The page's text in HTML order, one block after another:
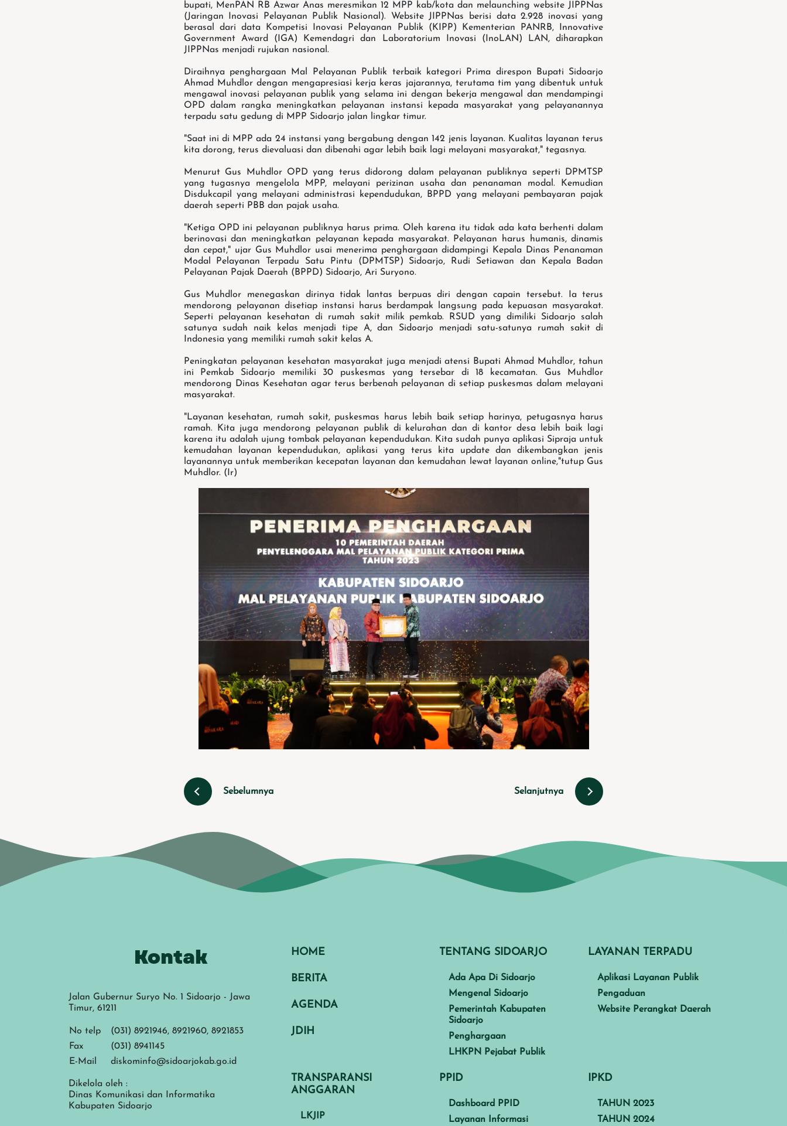
bupati, MenPAN RB Azwar Anas meresmikan 12 MPP kab/kota dan melaunching website JIPPNas
(Jaringan Inovasi Pelayanan Publik Nasional). Website JIPPNas berisi data 2.928 inovasi yang
berasal dari data Kompetisi Inovasi Pelayanan Publik (KIPP) Kementerian PANRB, Innovative
Government Award (IGA) Kemendagri dan Laboratorium Inovasi (InoLAN) LAN, diharapkan
JIPPNas menjadi rujukan nasional.
Diraihnya penghargaan Mal Pelayanan Publik terbaik kategori Prima direspon Bupati Sidoarjo
Ahmad Muhdlor dengan mengapresiasi kerja keras jajarannya, terutama tim yang dibentuk untuk
mengawal inovasi pelayanan publik yang selama ini dengan bekerja mengawal dan mendampingi
OPD dalam rangka meningkatkan pelayanan instansi kepada masyarakat yang pelayanannya
terpadu satu gedung di MPP Sidoarjo jalan lingkar timur.
"Saat ini di MPP ada 24 instansi yang bergabung dengan 142 jenis layanan. Kualitas layanan terus
kita dorong, terus dievaluasi dan dibenahi agar lebih baik lagi melayani masyarakat," tegasnya.
Menurut Gus Muhdlor OPD yang terus didorong dalam pelayanan publiknya seperti DPMTSP
yang tugasnya mengelola MPP, melayani perizinan usaha dan penanaman modal. Kemudian
Disdukcapil yang melayani administrasi kependudukan, BPPD yang melayani pembayaran pajak
daerah seperti PBB dan pajak usaha.
"Ketiga OPD ini pelayanan publiknya harus prima. Oleh karena itu tidak ada kata berhenti dalam
berinovasi dan meningkatkan pelayanan kepada masyarakat. Pelayanan harus humanis, dinamis
dan cepat," ujar Gus Muhdlor usai menerima penghargaan didampingi Kepala Dinas Penanaman
Modal Pelayanan Terpadu Satu Pintu (DPMTSP) Sidoarjo, Rudi Setiawan dan Kepala Badan
Pelayanan Pajak Daerah (BPPD) Sidoarjo, Ari Suryono.
Gus Muhdlor menegaskan dirinya tidak lantas berpuas diri dengan capain tersebut. Ia terus
mendorong pelayanan disetiap instansi harus berdampak langsung pada kepuasan masyarakat.
Seperti pelayanan kesehatan di rumah sakit milik pemkab. RSUD yang dimiliki Sidoarjo salah
satunya sudah naik kelas menjadi tipe A, dan Sidoarjo menjadi satu-satunya rumah sakit di
Indonesia yang memiliki rumah sakit kelas A.
Peningkatan pelayanan kesehatan masyarakat juga menjadi atensi Bupati Ahmad Muhdlor, tahun
ini Pemkab Sidoarjo memiliki 30 puskesmas yang tersebar di 18 kecamatan. Gus Muhdlor
mendorong Dinas Kesehatan agar terus berbenah pelayanan di setiap puskesmas dalam melayani
masyarakat.
"Layanan kesehatan, rumah sakit, puskesmas harus lebih baik setiap harinya, petugasnya harus
ramah. Kita juga mendorong pelayanan publik di kelurahan dan di kantor desa lebih baik lagi
karena itu adalah ujung tombak pelayanan kependudukan. Kita sudah punya aplikasi Sipraja untuk
kemudahan layanan kependudukan, aplikasi yang terus kita update dan dikembangkan jenis
layanannya untuk memberikan kecepatan layanan dan kemudahan lewat layanan online,"tutup Gus
Muhdlor. (Ir)
Sebelumnya Selanjutnya
Kontak
Jalan Gubernur Suryo No. 1 Sidoarjo - Jawa
Timur, 61211
No telp
(031) 8921946, 8921960, 8921853
Fax
(031) 8941145
E-Mail
diskominfo@sidoarjokab.go.id
Dikelola oleh :
Dinas Komunikasi dan Informatika
Kabupaten Sidoarjo
HOME
BERITA
AGENDA
JDIH
TENTANG SIDOARJO
Ada Apa Di Sidoarjo
Mengenal Sidoarjo
Pemerintah Kabupaten
Sidoarjo
Penghargaan
LHKPN Pejabat Publik
LAYANAN TERPADU
Aplikasi Layanan Publik
Pengaduan
Website Perangkat Daerah
TRANSPARANSI
ANGGARAN
LKJIP
PPID
Dashboard PPID
Layanan Informasi
IPKD
TAHUN 2023
TAHUN 2024